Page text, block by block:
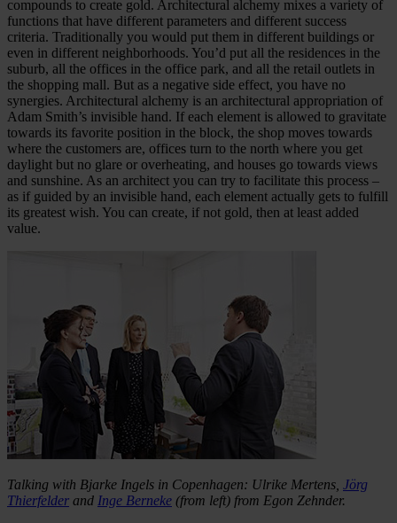
compounds to create gold. Architectural alchemy mixes a variety of
functions that have different parameters and different success
criteria. Traditionally you would put them in different buildings or
even in different neighborhoods. You’d put all the residences in the
suburb, all the offices in the office park, and all the retail outlets in
the shopping mall. But as a negative side effect, you have no
synergies. Architectural alchemy is an architectural appropriation of
Adam Smith’s invisible hand. If each element is allowed to gravitate
towards its favorite position in the block, the shop moves towards
where the customers are, offices turn to the north where you get
daylight but no glare or overheating, and houses go towards views
and sunshine. As an architect you can try to facilitate this process –
as if guided by an invisible hand, each element actually gets to fulfill
its greatest wish. You can create, if not gold, then at least added
value.
Talking with Bjarke Ingels in Copenhagen: Ulrike Mertens, Jörg
Thierfelder and Inge Berneke (from left) from Egon Zehnder.